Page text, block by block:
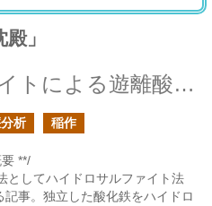
」
ハイドロサルファイトによる遊離酸化鉄の定量の続き
析 稲作
**/
としてハイドロサルファイト法
事。独立した酸化鉄をハイドロ